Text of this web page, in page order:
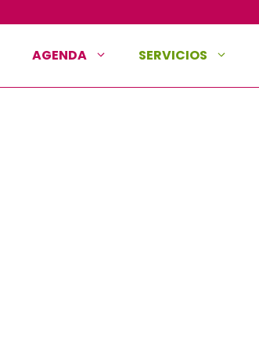
AGENDA SERVICIOS